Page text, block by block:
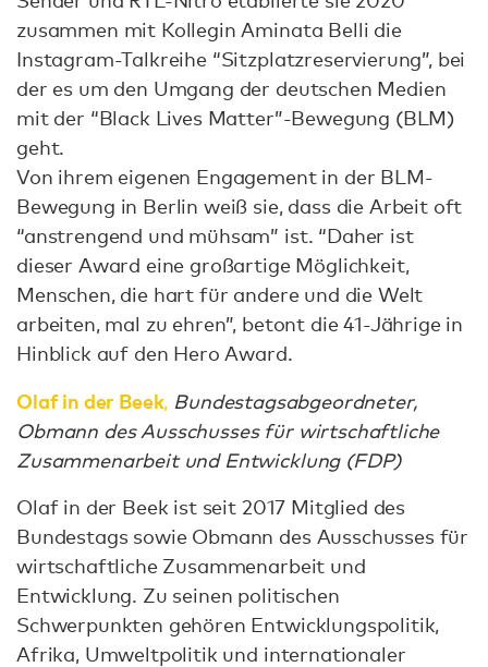
zusammen mit Kollegin Aminata Belli die
Instagram-Talkreihe “Sitzplatzreservierung”, bei
der es um den Umgang der deutschen Medien
mit der “Black Lives Matter”-Bewegung (BLM)
geht.
Von ihrem eigenen Engagement in der BLM-
Bewegung in Berlin weiß sie, dass die Arbeit oft
“anstrengend und mühsam” ist. “Daher ist
dieser Award eine großartige Möglichkeit,
Menschen, die hart für andere und die Welt
arbeiten, mal zu ehren”, betont die 41-Jährige in
Hinblick auf den Hero Award.
Olaf in der Beek, Bundestagsabgeordneter,
Obmann des Ausschusses für wirtschaftliche
Zusammenarbeit und Entwicklung (FDP)
Olaf in der Beek ist seit 2017 Mitglied des
Bundestags sowie Obmann des Ausschusses für
wirtschaftliche Zusammenarbeit und
Entwicklung. Zu seinen politischen
Schwerpunkten gehören Entwicklungspolitik,
Afrika, Umweltpolitik und internationaler